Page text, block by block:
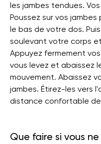
les jambes tendues.
Poussez sur vos
le bas de votre dos.
soulevant votre corps
Appuyez fermement
vous levez et abaissez
mouvement. Abaissez
jambes. Étirez-les vers
distance confortable
Que faire si vous